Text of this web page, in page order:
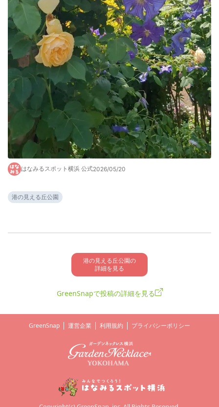
はなみるスポット横浜 公式2026/05/20
港の見える丘公園
港の見える丘公園の
詳細を見る
GreenSnapで投稿の詳細を見る
GreenSnap 運営企業 利用規約 プライバシーポリシー